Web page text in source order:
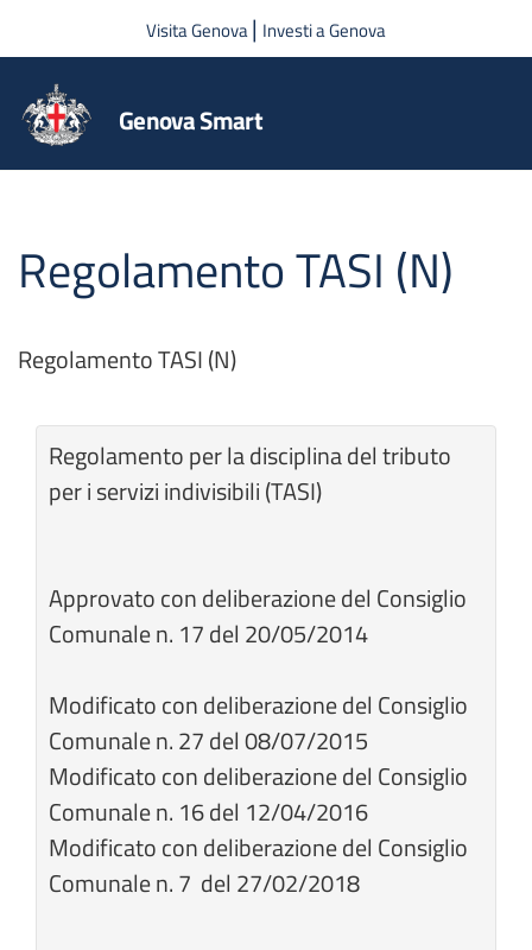
Salta al contenuto principale
Visita Genova| Investi a Genova
Genova Smart
Regolamento TASI (N)
Regolamento TASI (N)
Regolamento per la disciplina del tributo
per i servizi indivisibili (TASI)
Approvato con deliberazione del Consiglio
Comunale n. 17 del 20/05/2014
Modificato con deliberazione del Consiglio
Comunale n. 27 del 08/07/2015
Modificato con deliberazione del Consiglio
Comunale n. 16 del 12/04/2016
Modificato con deliberazione del Consiglio
Comunale n. 7 del 27/02/2018